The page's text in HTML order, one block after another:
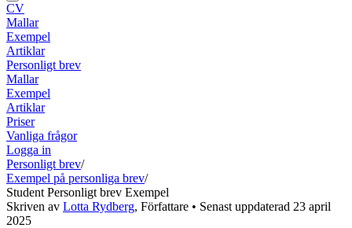
CV
Mallar
Exempel
Artiklar
Personligt brev
Mallar
Exempel
Artiklar
Priser
Vanliga frågor
Logga in
Personligt brev/
Exempel på personliga brev/
Student Personligt brev Exempel
Skriven av Lotta Rydberg, Författare • Senast uppdaterad 23 april
2025